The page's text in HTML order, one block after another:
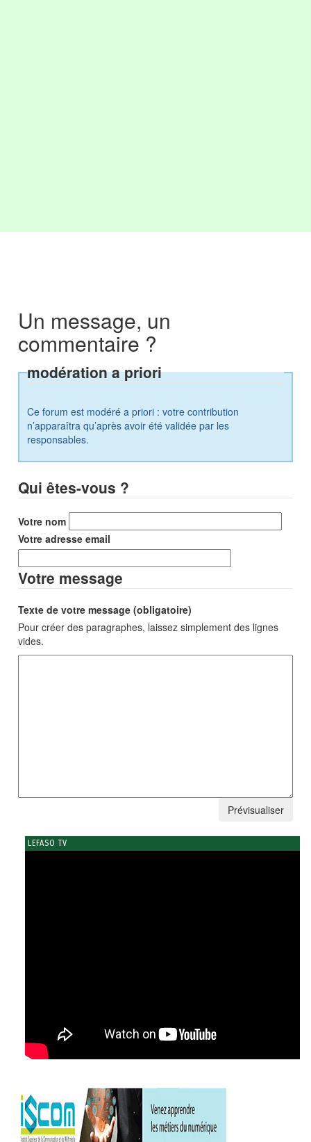
Un message, un
commentaire ?
modération a priori
Ce forum est modéré a priori : votre contribution
n’apparaîtra qu’après avoir été validée par les
responsables.
Qui êtes-vous ?
Votre nom
Votre adresse email
Votre message
Texte de votre message (obligatoire)
Pour créer des paragraphes, laissez simplement des lignes
vides.
LEFASO TV